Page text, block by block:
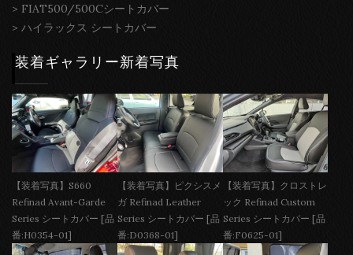
> FIAT500/500Cシートカバー
> ハイラックス シートカバー
装着ギャラリー新着写真
【装着写真】S660
Refinad Avant-Garde
Series シートカバー [品
番:H0354-01]
【装着写真】ピクシスメ
ガ Refinad Leather
Series シートカバー [品
番:D0368-01]
【装着写真】クロストレ
ック Refinad Custom
Series シートカバー [品
番:F0625-01]